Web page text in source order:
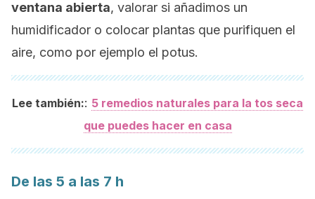
ventana abierta, valorar si añadimos un
humidificador o colocar plantas que purifiquen el
aire, como por ejemplo el potus.
Lee también:: 5 remedios naturales para la tos seca
que puedes hacer en casa
De las 5 a las 7 h